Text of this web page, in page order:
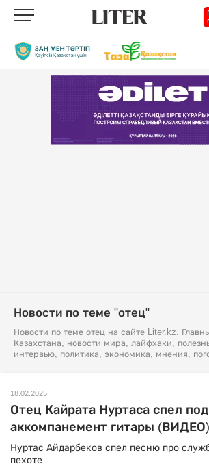
Новости по теме "отец"
Новости по теме отец на сайте Liter.kz.
Казахстана, новости мира, лайфхаки,
интервью, политика, экономика, мнения,
18.02.2025
Отец Кайрата Нуртаса спел под
аккомпанемент гитары (ВИДЕО)
Нуртас Айдарбеков спел песню про
пехоте.